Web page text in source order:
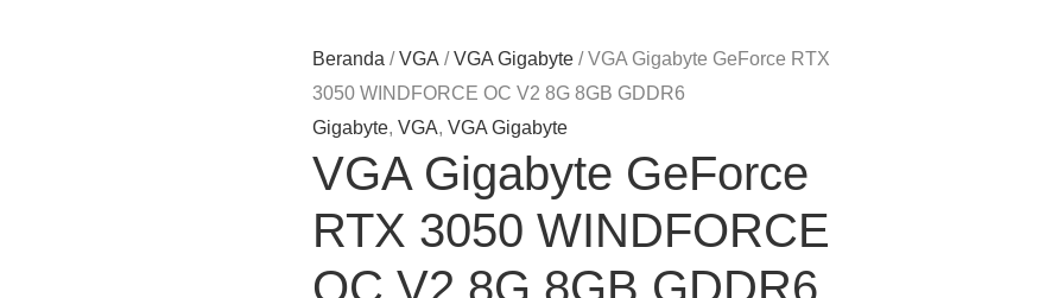
Beranda /VGA /VGA Gigabyte / VGA Gigabyte GeForce RTX
3050 WINDFORCE OC V2 8G 8GB GDDR6
Gigabyte,VGA,VGA Gigabyte
VGA Gigabyte GeForce
RTX 3050 WINDFORCE